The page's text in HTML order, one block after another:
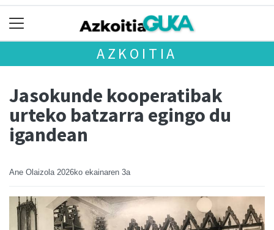
AZKOITIA
Jasokunde kooperatibak
urteko batzarra egingo du
igandean
Ane Olaizola 2026ko ekainaren 3a